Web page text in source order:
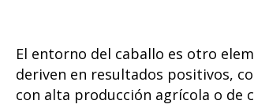
El entorno del caballo es otro
deriven en resultados positivos,
con alta producción agrícola o de